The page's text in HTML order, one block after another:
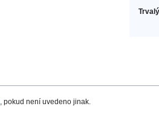
, pokud není uvedeno jinak.